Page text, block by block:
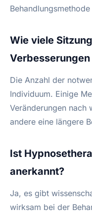
Wie viele
Die Anzahl der
Individuum. Einige
Veränderungen nach
andere eine längere
Ist
anerkannt?
Ja, es gibt
wirksam bei der